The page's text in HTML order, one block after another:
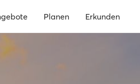
Planen Erkunden